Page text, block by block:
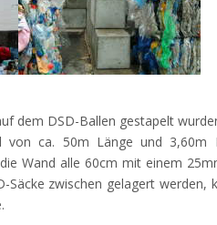
dem DSD-Ballen gestapelt
von ca. 50m Länge und 3,60m
Wand alle 60cm mit einem
Säcke zwischen gelagert